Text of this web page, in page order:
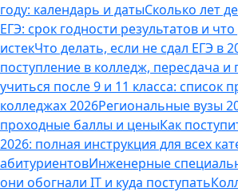
году: календарь и датыСколько лет
ЕГЭ: срок годности результатов и
истекЧто делать, если не сдал ЕГЭ в
поступление в колледж, пересдача и
учиться после 9 и 11 класса: список
колледжах 2026Региональные вузы
проходные баллы и ценыКак
2026: полная инструкция для всех
абитуриентовИнженерные
они обогнали IT и куда поступать